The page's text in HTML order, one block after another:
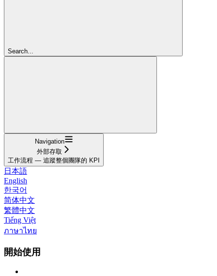
Search...
Navigation
外部存取
工作流程 — 追蹤整個團隊的 KPI
日本語
English
한국어
简体中文
繁體中文
Tiếng Việt
ภาษาไทย
開始使用